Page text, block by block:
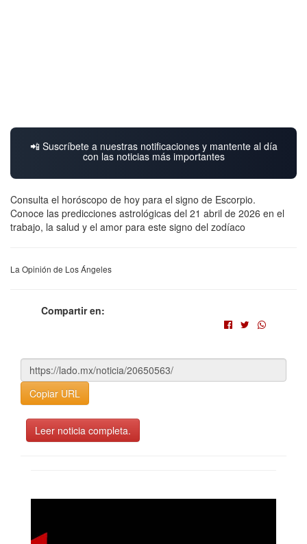
📲 Suscríbete a nuestras notificaciones y mantente al día
con las noticias más importantes
Consulta el horóscopo de hoy para el signo de Escorpio.
Conoce las predicciones astrológicas del 21 abril de 2026 en el
trabajo, la salud y el amor para este signo del zodíaco
La Opinión de Los Ángeles
Compartir en:
Copiar URL
Leer noticia completa.